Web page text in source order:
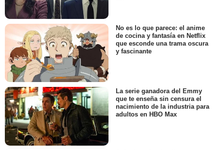
No es lo que parece: el anime
de cocina y fantasía en Netflix
que esconde una trama oscura
y fascinante
La serie ganadora del Emmy
que te enseña sin censura el
nacimiento de la industria para
adultos en HBO Max